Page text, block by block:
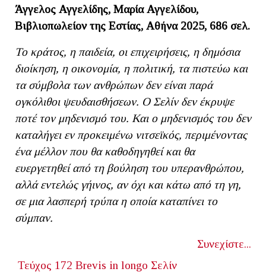
Άγγελος Αγγελίδης, Μαρία Αγγελίδου,
Βιβλιοπωλείον της Εστίας, Αθήνα 2025, 686 σελ.
Το κράτος, η παιδεία, οι επιχειρήσεις, η δημόσια
διοίκηση, η οικονομία, η πολιτική, τα πιστεύω και
τα σύμβολα των ανθρώπων δεν είναι παρά
ογκόλιθοι ψευδαισθήσεων. Ο Σελίν δεν έκρυψε
ποτέ τον μηδενισμό του. Και ο μηδενισμός του δεν
καταλήγει εν προκειμένω νιτσεϊκός, περιμένοντας
ένα μέλλον που θα καθοδηγηθεί και θα
ευεργετηθεί από τη βούληση του υπερανθρώπου,
αλλά εντελώς γήινος, αν όχι και κάτω από τη γη,
σε μια λασπερή τρύπα η οποία καταπίνει το
σύμπαν.
Συνεχίστε...
Τεύχος 172 Brevis in longo Σελίν